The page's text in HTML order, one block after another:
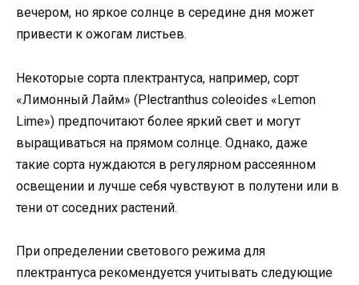
вечером, но яркое солнце в середине дня может
привести к ожогам листьев.
Некоторые сорта плектрантуса, например, сорт
«Лимонный Лайм» (Plectranthus coleoides «Lemon
Lime») предпочитают более яркий свет и могут
выращиваться на прямом солнце. Однако, даже
такие сорта нуждаются в регулярном рассеянном
освещении и лучше себя чувствуют в полутени или в
тени от соседних растений.
При определении светового режима для
плектрантуса рекомендуется учитывать следующие